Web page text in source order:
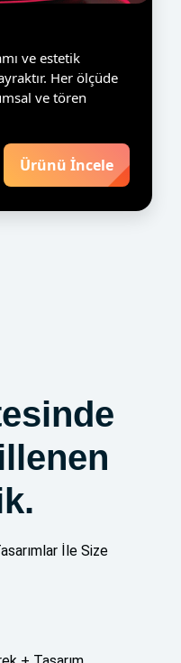
ve estetik
Her ölçüde
ve tören
Ürünü İncele
İle Size